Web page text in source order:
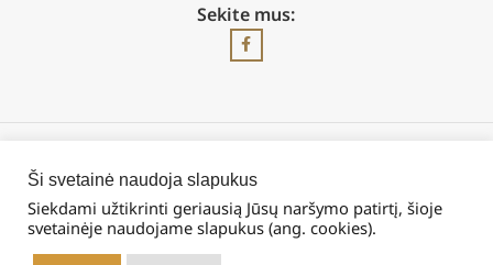
Sekite mus:
2026 © Visos teisės saugomos | UAB „Rilis“
Ši svetainė naudoja slapukus
Siekdami užtikrinti geriausią Jūsų naršymo patirtį, šioje
svetainėje naudojame slapukus (ang. cookies).